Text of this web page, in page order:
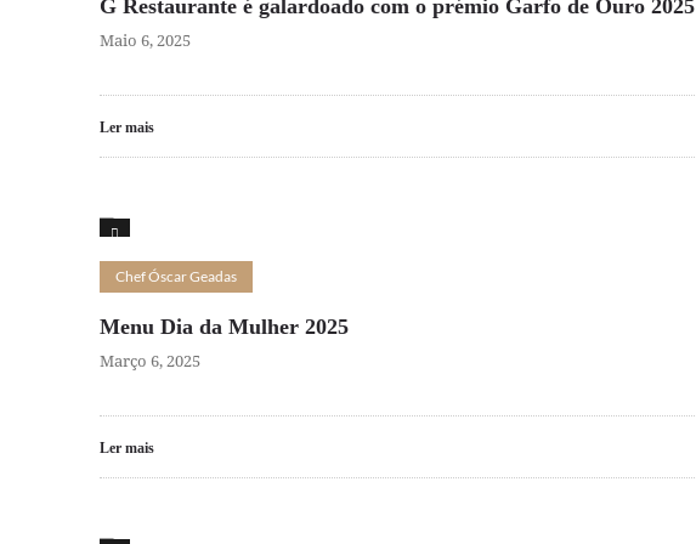
G Restaurante é galardoado com o prémio Garfo de Ouro 2025
Maio 6, 2025
Ler mais
2
Chef Óscar Geadas
Menu Dia da Mulher 2025
Março 6, 2025
Ler mais